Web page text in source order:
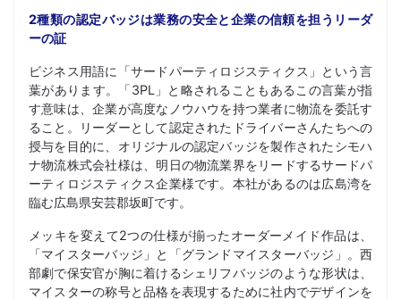
2種類の認定バッジは業務の安全と企業の信頼を担うリーダ
ーの証
ビジネス用語に「サードパーティロジスティクス」という言
葉があります。「3PL」と略されることもあるこの言葉が指
す意味は、企業が高度なノウハウを持つ業者に物流を委託す
ること。リーダーとして認定されたドライバーさんたちへの
授与を目的に、オリジナルの認定バッジを製作されたシモハ
ナ物流株式会社様は、明日の物流業界をリードするサードパ
ーティロジスティクス企業様です。本社があるのは広島湾を
臨む広島県安芸郡坂町です。
メッキを変えて2つの仕様が揃ったオーダーメイド作品は、
「マイスターバッジ」と「グランドマイスターバッジ」。西
部劇で保安官が胸に着けるシェリフバッジのような形状は、
マイスターの称号と品格を表現するために社内でデザインを